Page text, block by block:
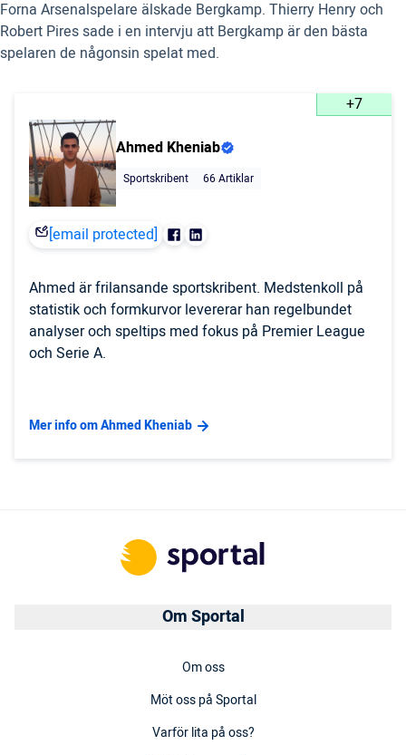
Forna Arsenalspelare älskade Bergkamp. Thierry Henry och
Robert Pires sade i en intervju att Bergkamp är den bästa
spelaren de någonsin spelat med.
+7
Ahmed Kheniab
Sportskribent 66 Artiklar
[email protected]
Ahmed är frilansande sportskribent. Medstenkoll på
statistik och formkurvor levererar han regelbundet
analyser och speltips med fokus på Premier League
och Serie A.
Mer info om Ahmed Kheniab
Om Sportal
Om oss
Möt oss på Sportal
Varför lita på oss?